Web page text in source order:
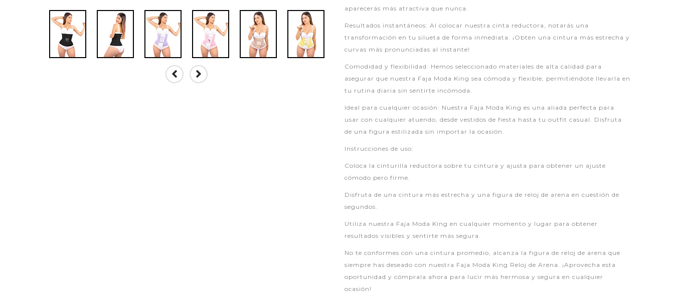
aparecerás más atractiva que nunca.
Resultados instantáneos: Al colocar nuestra cinta reductora, notarás una
transformación en tu silueta de forma inmediata. ¡Obtén una cintura más estrecha y
curvas más pronunciadas al instante!
Comodidad y flexibilidad: Hemos seleccionado materiales de alta calidad para
asegurar que nuestra Faja Moda King sea cómoda y flexible, permitiéndote llevarla en
tu rutina diaria sin sentirte incómoda.
Ideal para cualquier ocasión: Nuestra Faja Moda King es una aliada perfecta para
usar con cualquier atuendo, desde vestidos de fiesta hasta tu outfit casual. Disfruta
de una figura estilizada sin importar la ocasión.
Instrucciones de uso:
Coloca la cinturilla reductora sobre tu cintura y ajusta para obtener un ajuste
cómodo pero firme.
Disfruta de una cintura más estrecha y una figura de reloj de arena en cuestión de
segundos.
Utiliza nuestra Faja Moda King en cualquier momento y lugar para obtener
resultados visibles y sentirte más segura.
No te conformes con una cintura promedio, alcanza la figura de reloj de arena que
siempre has deseado con nuestra Faja Moda King Reloj de Arena. ¡Aprovecha esta
oportunidad y cómprala ahora para lucir más hermosa y segura en cualquier
ocasión!